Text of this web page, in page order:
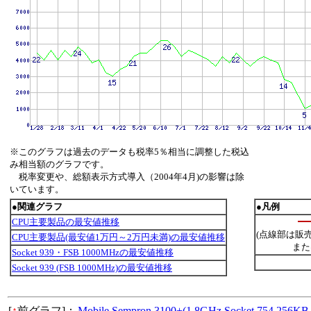
※このグラフは過去のデータも税率5％相当に調整した税込
み相当額のグラフです。
税率変更や、総額表示方式導入（2004年4月)の影響は除
いています。
●関連グラフ
CPU主要製品の最安値推移
CPU主要製品(最安値1万円～2万円未満)の最安値推移
Socket 939・FSB 1000MHzの最安値推移
Socket 939 (FSB 1000MHz)の最安値推移
●凡例
(点線部は販
ま